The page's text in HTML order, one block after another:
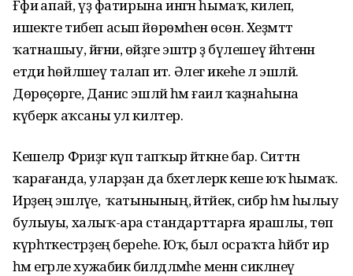
Ғәфиә апай, үҙ фатирына ингән һымаҡ, килеп,
ишекте тибеп асып йөрөмәһен өсөн. Хеҙмәттә
ҡатнашыу, йәғни, өйҙәге эштәр ҙә бүлешеү йәһәтенән
етди һөйләшеү талап итә. Әлегә икеһе лә эшләй.
Дөрөҫөрәге, Данис эшләй һәм ғаилә ҡаҙнаһына
күберәк аҡсаны ул килтерә.
Кешеләр Фәриҙәгә күп тапҡыр әйткәне бар. Ситтән
ҡарағанда, уларҙан да бәхетлерәк кеше юҡ һымаҡ.
Ирҙең эшләүе, ә ҡатынының, әйтәйек, сибәр һәм һылыу
булыуы, халыҡ-ара стандарттарға ярашлы, төп
күрһәткестәрҙең береһе. Юҡ, был осраҡта һәйбәт ир
һәм егәрле хужабикә билдәләмәһе менән сикләнеү